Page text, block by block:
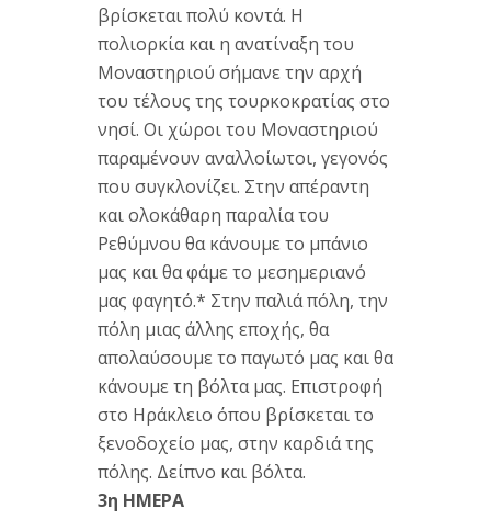
βρίσκεται πολύ κοντά. Η
πολιορκία και η ανατίναξη του
Μοναστηριού σήμανε την αρχή
του τέλους της τουρκοκρατίας στο
νησί. Οι χώροι του Μοναστηριού
παραμένουν αναλλοίωτοι, γεγονός
που συγκλονίζει. Στην απέραντη
και ολοκάθαρη παραλία του
Ρεθύμνου θα κάνουμε το μπάνιο
μας και θα φάμε το μεσημεριανό
μας φαγητό.* Στην παλιά πόλη, την
πόλη μιας άλλης εποχής, θα
απολαύσουμε το παγωτό μας και θα
κάνουμε τη βόλτα μας. Επιστροφή
στο Ηράκλειο όπου βρίσκεται το
ξενοδοχείο μας, στην καρδιά της
πόλης. Δείπνο και βόλτα.
3η ΗΜΕΡΑ